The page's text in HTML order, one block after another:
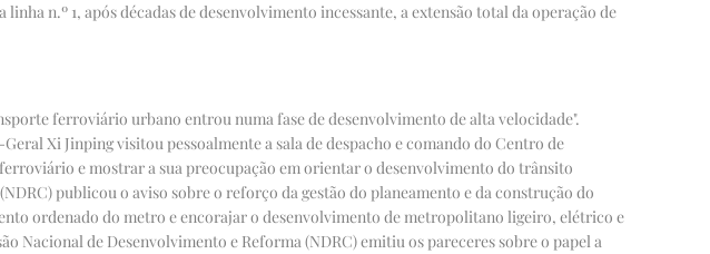
linha n.º 1, após décadas de desenvolvimento incessante, a extensão total da operação de
ferroviário urbano entrou numa fase de desenvolvimento de alta velocidade".
Xi Jinping visitou pessoalmente a sala de despacho e comando do Centro de
e mostrar a sua preocupação em orientar o desenvolvimento do trânsito
publicou o aviso sobre o reforço da gestão do planeamento e da construção do
ordenado do metro e encorajar o desenvolvimento de metropolitano ligeiro, elétrico e
Nacional de Desenvolvimento e Reforma (NDRC) emitiu os pareceres sobre o papel a